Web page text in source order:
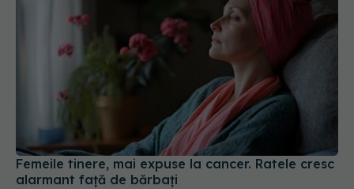
Femeile tinere, mai expuse la cancer. Ratele cresc
alarmant față de bărbați